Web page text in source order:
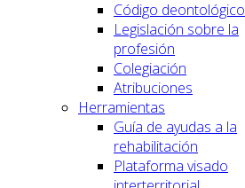
Código deontológico
Legislación sobre la
profesión
Colegiación
Atribuciones
Herramientas
Guía de ayudas a la
rehabilitación
Plataforma visado